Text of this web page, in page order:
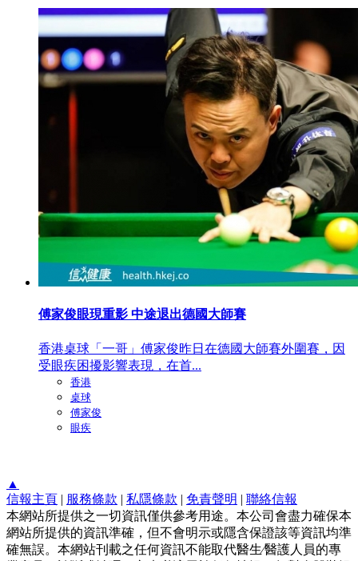
傅家俊眼現重影 中途退出德國大師賽
香港桌球「一哥」傅家俊昨日在德國大師賽外圍賽，因
受眼疾困擾影響表現，在首...
香港
桌球
傅家俊
眼疾
▲
信報主頁 | 服務條款 | 私隱條款 | 免責聲明 | 聯絡信報
本網站所提供之一切資訊僅供參考用途。本公司會盡力確保本
網站所提供的資訊準確，但不會明示或隱含保證該等資訊均準
確無誤。本網站刊載之任何資訊不能取代醫生∕醫護人員的專